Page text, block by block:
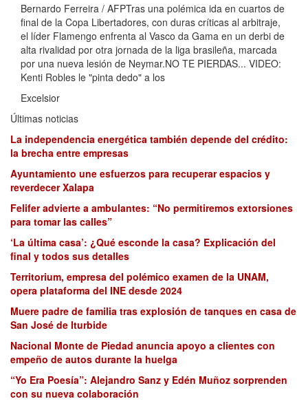
Bernardo Ferreira / AFPTras una polémica ida en cuartos de
final de la Copa Libertadores, con duras críticas al arbitraje,
el líder Flamengo enfrenta al Vasco da Gama en un derbi de
alta rivalidad por otra jornada de la liga brasileña, marcada
por una nueva lesión de Neymar.NO TE PIERDAS... VIDEO:
Kenti Robles le "pinta dedo" a los
Excelsior
Últimas noticias
La independencia energética también depende del crédito:
la brecha entre empresas
Ayuntamiento une esfuerzos para recuperar espacios y
reverdecer Xalapa
Felifer advierte a ambulantes: “No permitiremos extorsiones
para tomar las calles”
‘La última casa’: ¿Qué esconde la casa? Explicación del
final y todos sus detalles
Territorium, empresa del polémico examen de la UNAM,
opera plataforma del INE desde 2024
Muere padre de familia tras explosión de tanques en casa de
San José de Iturbide
Nacional Monte de Piedad anuncia apoyo a clientes con
empeño de autos durante la huelga
“Yo Era Poesía”: Alejandro Sanz y Edén Muñoz sorprenden
con su nueva colaboración